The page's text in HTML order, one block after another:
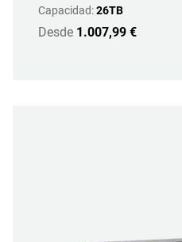
Capacidad:26TB
Desde 1.007,99 €